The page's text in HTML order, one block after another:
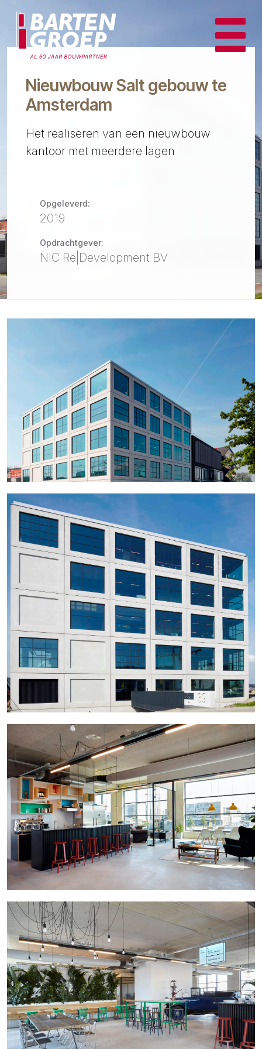
Nieuwbouw Salt gebouw te
Amsterdam
Het realiseren van een nieuwbouw
kantoor met meerdere lagen
Opgeleverd:
2019
Opdrachtgever:
NIC Re|Development BV